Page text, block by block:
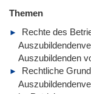
Themen
Rechte des
Auszubildenden
Rechtliche